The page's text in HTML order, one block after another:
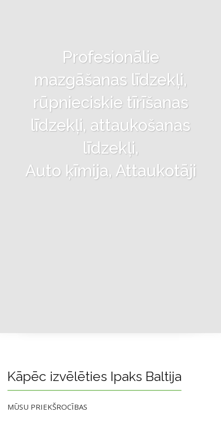
Profesionālie
mazgāšanas līdzekļi,
rūpnieciskie tīrīšanas
līdzekļi, attaukošanas
līdzekļi,
Auto ķīmija, Attaukotāji
Kāpēc izvēlēties Ipaks Baltija
MŪSU PRIEKŠROCĪBAS